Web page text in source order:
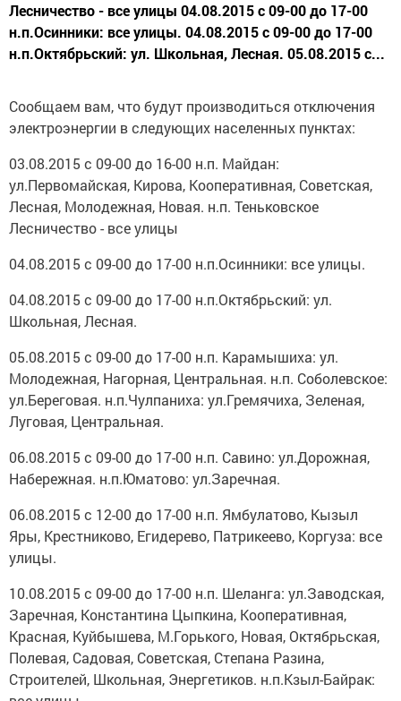
Лесничество - все улицы 04.08.2015 с 09-00 до 17-00
н.п.Осинники: все улицы. 04.08.2015 с 09-00 до 17-00
н.п.Октябрьский: ул. Школьная, Лесная. 05.08.2015 с...
Сообщаем вам, что будут производиться отключения
электроэнергии в следующих населенных пунктах:
03.08.2015 с 09-00 до 16-00 н.п. Майдан:
ул.Первомайская, Кирова, Кооперативная, Советская,
Лесная, Молодежная, Новая. н.п. Теньковское
Лесничество - все улицы
04.08.2015 с 09-00 до 17-00 н.п.Осинники: все улицы.
04.08.2015 с 09-00 до 17-00 н.п.Октябрьский: ул.
Школьная, Лесная.
05.08.2015 с 09-00 до 17-00 н.п. Карамышиха: ул.
Молодежная, Нагорная, Центральная. н.п. Соболевское:
ул.Береговая. н.п.Чулпаниха: ул.Гремячиха, Зеленая,
Луговая, Центральная.
06.08.2015 с 09-00 до 17-00 н.п. Савино: ул.Дорожная,
Набережная. н.п.Юматово: ул.Заречная.
06.08.2015 с 12-00 до 17-00 н.п. Ямбулатово, Кызыл
Яры, Крестниково, Егидерево, Патрикеево, Коргуза: все
улицы.
10.08.2015 с 09-00 до 17-00 н.п. Шеланга: ул.Заводская,
Заречная, Константина Цыпкина, Кооперативная,
Красная, Куйбышева, М.Горького, Новая, Октябрьская,
Полевая, Садовая, Советская, Степана Разина,
Строителей, Школьная, Энергетиков. н.п.Кзыл-Байрак: